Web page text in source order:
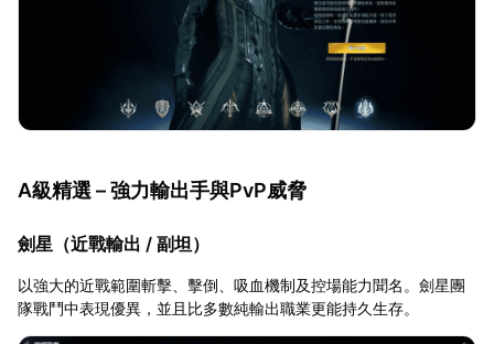
A級精選 – 強力輸出手與PvP威脅
劍星（近戰輸出 / 副坦）
以強大的近戰範圍斬擊、擊倒、吸血機制及控場能力聞名。劍星團
隊戰鬥中表現優異，並且比多數純輸出職業更能持久生存。